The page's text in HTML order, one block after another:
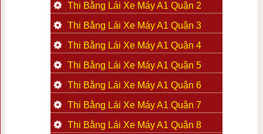
Thi Bằng Lái Xe Máy A1 Quận 2
Thi Bằng Lái Xe Máy A1 Quận 3
Thi Bằng Lái Xe Máy A1 Quận 4
Thi Bằng Lái Xe Máy A1 Quận 5
Thi Bằng Lái Xe Máy A1 Quận 6
Thi Bằng Lái Xe Máy A1 Quận 7
Thi Bằng Lái Xe Máy A1 Quận 8